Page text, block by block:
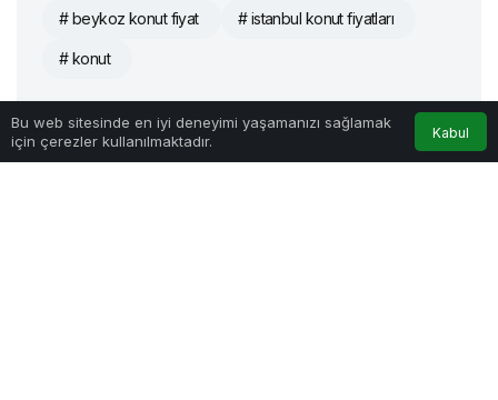
# beykoz konut fiyat # istanbul konut fiyatları
# konut
Bu web sitesinde en iyi deneyimi yaşamanızı sağlamak
için çerezler kullanılmaktadır.
Kabul